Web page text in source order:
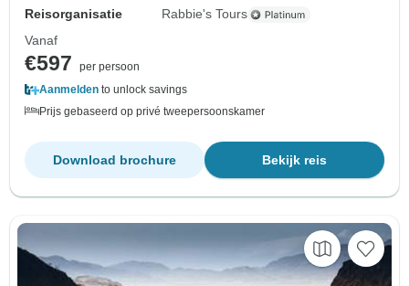
Reisorganisatie
Rabbie's Tours
Vanaf
€597
per persoon
Aanmelden to unlock savings
Prijs gebaseerd op privé tweepersoonskamer
Bekijk reis
Download brochure